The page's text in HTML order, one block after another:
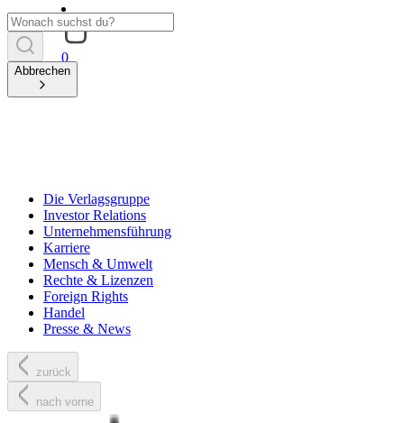
0
Abbrechen
Die Verlagsgruppe
Investor Relations
Unternehmensführung
Karriere
Mensch & Umwelt
Rechte & Lizenzen
Foreign Rights
Handel
Presse & News
zurück
nach vorne